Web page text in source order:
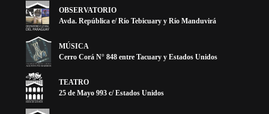
OBSERVATORIO
Avda. República e/ Río Tebicuary y Río Manduvirá
MÚSICA
Cerro Corá N° 848 entre Tacuary y Estados Unidos
TEATRO
25 de Mayo 993 c/ Estados Unidos